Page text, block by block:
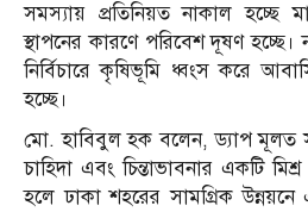
সমস্যায় প্রতিনিয়ত নাকাল হচ্ছে
স্থাপনের কারণে পরিবেশ দূষণ
নির্বিচারে কৃষিভূমি ধ্বংস করে
হচ্ছে।
মো. হাবিবুল হক বলেন, ড্যাপ মূলত
চাহিদা এবং চিন্তাভাবনার একটি
হলে ঢাকা শহরের সামগ্রিক উন্নয়নে